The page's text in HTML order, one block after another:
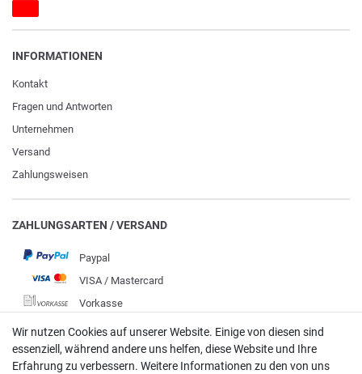
INFORMATIONEN
Kontakt
Fragen und Antworten
Unternehmen
Versand
Zahlungsweisen
ZAHLUNGSARTEN / VERSAND
Paypal
VISA / Mastercard
Vorkasse
DHL
Deutsche Post
Wir nutzen Cookies auf unserer Website. Einige von diesen sind
essenziell, während andere uns helfen, diese Website und Ihre
Erfahrung zu verbessern. Weitere Informationen zu den von uns